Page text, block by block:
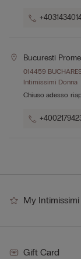
Bucuresti
014459
Intimissimi Donna
Chiuso adesso
My Intimissimi
Gift Card